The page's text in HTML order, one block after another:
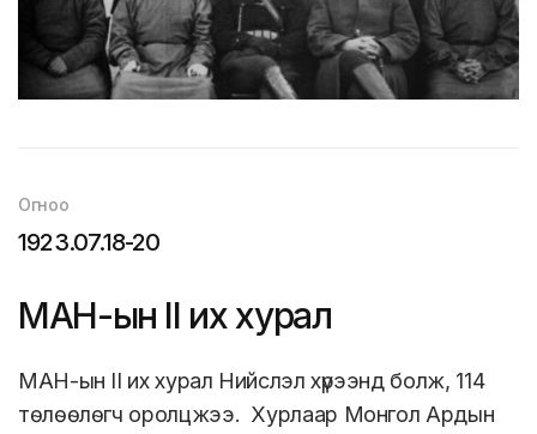
Огноо
1923.07.18-20
МАН-ын II их хурал
МАН-ын II их хурал Нийслэл хүрээнд болж, 114
төлөөлөгч оролцжээ. Хурлаар Монгол Ардын